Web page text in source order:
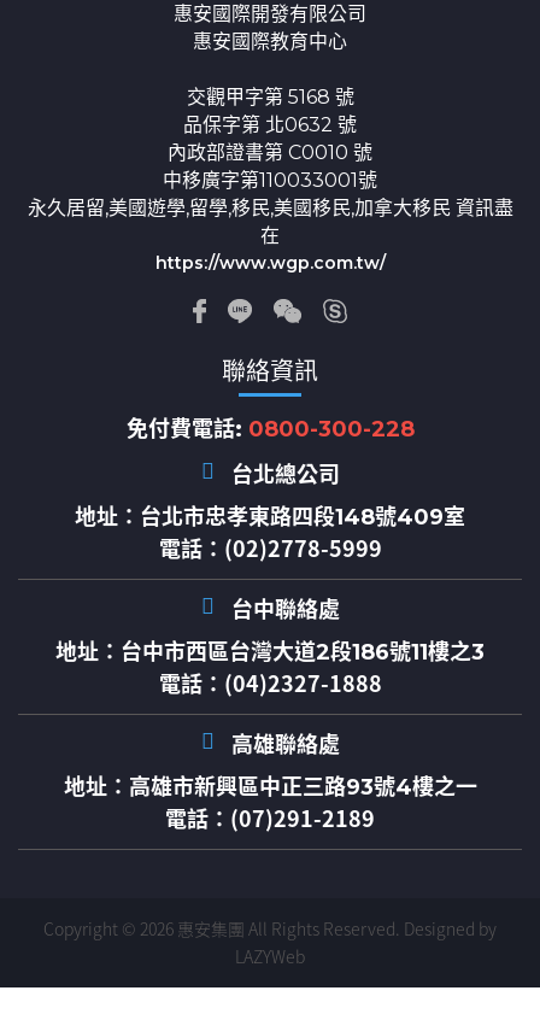
惠安國際開發有限公司
惠安國際教育中心
交觀甲字第 5168 號
品保字第 北0632 號
內政部證書第 C0010 號
中移廣字第110033001號
永久居留,美國遊學,留學,移民,美國移民,加拿大移民 資訊盡
在
https://www.wgp.com.tw/
聯絡資訊
免付費電話: 0800-300-228
台北總公司
地址： 台北市忠孝東路四段148號409室
電話：(02)2778-5999
台中聯絡處
地址： 台中市西區台灣大道2段186號11樓之3
電話：(04)2327-1888
高雄聯絡處
地址： 高雄市新興區中正三路93號4樓之一
電話：(07)291-2189
Copyright © 2026 惠安集團 All Rights Reserved. Designed by
LAZYWeb